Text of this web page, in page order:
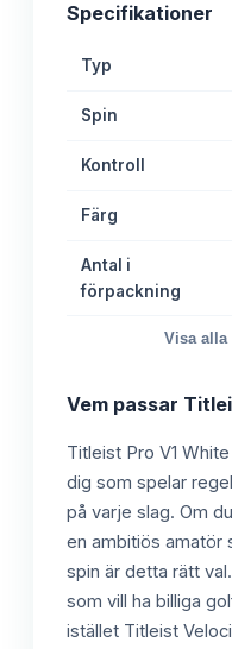
Specifikationer
Typ
Spin
Kontroll
Färg
Antal i
förpackning
Visa alla
Vem passar
Titleist Pro V1
dig som spelar
på varje slag. Om
en ambitiös amatör
spin är detta rätt
som vill ha billiga
istället Titleist